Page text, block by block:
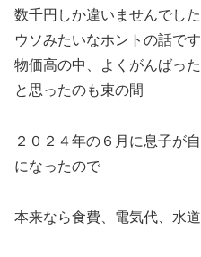
数千円しか違いませんでした
ウソみたいなホントの話です
物価高の中、よくがんばっ
と思ったのも束の間
２０２４年の６月に息子が
になったので
本来なら食費、電気代、水